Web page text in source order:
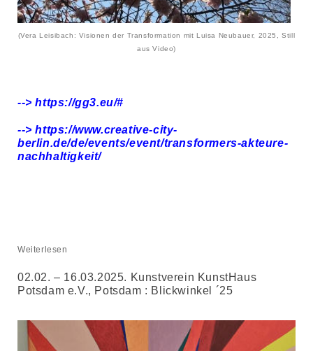
(Vera Leisibach: Visionen der Transformation mit Luisa Neubauer, 2025, Still
aus Video)
--> https://gg3.eu/#
--> https://www.creative-city-
berlin.de/de/events/event/transformers-akteure-
nachhaltigkeit/
Weiterlesen
02.02. – 16.03.2025. Kunstverein KunstHaus
Potsdam e.V., Potsdam : Blickwinkel ´25